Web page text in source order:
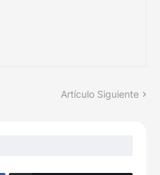
Artículo Siguiente